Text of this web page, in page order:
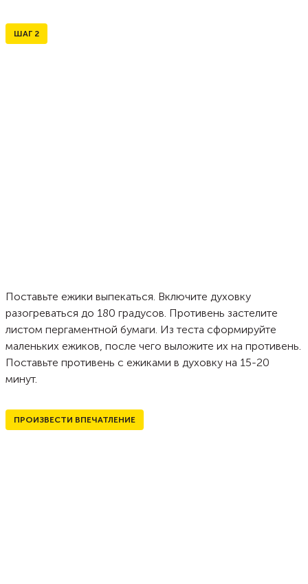
ШАГ 2
Поставьте ежики выпекаться. Включите духовку
разогреваться до 180 градусов. Противень застелите
листом пергаментной бумаги. Из теста сформируйте
маленьких ежиков, после чего выложите их на противень.
Поставьте противень с ежиками в духовку на 15-20
минут.
ПРОИЗВЕСТИ ВПЕЧАТЛЕНИЕ